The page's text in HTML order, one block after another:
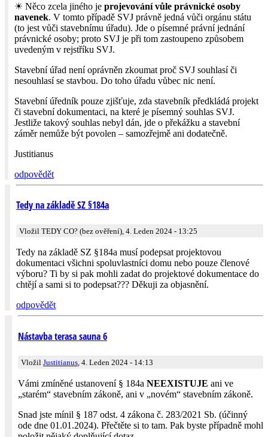
☀ Něco zcela jiného je projevování vůle právnické osoby
navenek. V tomto případě SVJ právně jedná vůči orgánu státu
(to jest vůči stavebnímu úřadu). Jde o písemné právní jednání
právnické osoby; proto SVJ je při tom zastoupeno způsobem
uvedeným v rejstříku SVJ.
Stavební úřad není oprávněn zkoumat proč SVJ souhlasí či
nesouhlasí se stavbou. Do toho úřadu vůbec nic není.
Stavební úředník pouze zjišťuje, zda stavebník předkládá projekt
či stavební dokumentaci, na které je písemný souhlas SVJ.
Jestliže takový souhlas nebyl dán, jde o překážku a stavební
záměr nemůže být povolen – samozřejmě ani dodatečně.
Justitianus
odpovědět
Tedy na základě SZ §184a
Vložil TEDY CO? (bez ověření), 4. Leden 2024 - 13:25
Tedy na základě SZ §184a musí podepsat projektovou
dokumentaci všichni spoluvlastníci domu nebo pouze členové
výboru? Ti by si pak mohli zadat do projektové dokumentace do
chtějí a sami si to podepsat??? Děkuji za objasnění.
odpovědět
Nástavba terasa sauna 6
Vložil Justitianus, 4. Leden 2024 - 14:13
Vámi zmíněné ustanovení § 184a NEEXISTUJE ani ve
„starém“ stavebním zákoně, ani v „novém“ stavebním zákoně.
Snad jste mínil § 187 odst. 4 zákona č. 283/2021 Sb. (účinný
ode dne 01.01.2024). Přečtěte si to tam. Pak byste případně mohl